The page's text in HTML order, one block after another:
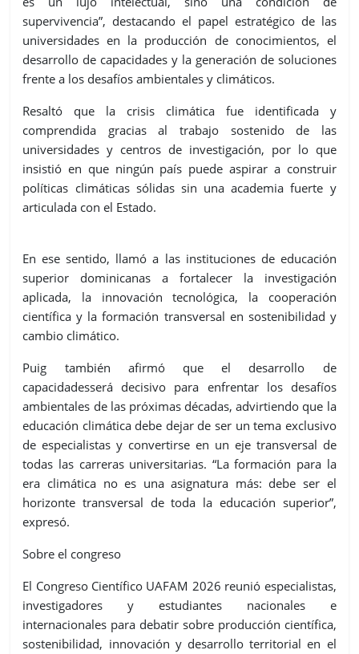
supervivencia”, destacando el papel estratégico de las
universidades en la producción de conocimientos, el
desarrollo de capacidades y la generación de soluciones
frente a los desafíos ambientales y climáticos.
Resaltó que la crisis climática fue identificada y
comprendida gracias al trabajo sostenido de las
universidades y centros de investigación, por lo que
insistió en que ningún país puede aspirar a construir
políticas climáticas sólidas sin una academia fuerte y
articulada con el Estado.
En ese sentido, llamó a las instituciones de educación
superior dominicanas a fortalecer la investigación
aplicada, la innovación tecnológica, la cooperación
científica y la formación transversal en sostenibilidad y
cambio climático.
Puig también afirmó que el desarrollo de
capacidadesserá decisivo para enfrentar los desafíos
ambientales de las próximas décadas, advirtiendo que la
educación climática debe dejar de ser un tema exclusivo
de especialistas y convertirse en un eje transversal de
todas las carreras universitarias. “La formación para la
era climática no es una asignatura más: debe ser el
horizonte transversal de toda la educación superior”,
expresó.
Sobre el congreso
El Congreso Científico UAFAM 2026 reunió especialistas,
investigadores y estudiantes nacionales e
internacionales para debatir sobre producción científica,
sostenibilidad, innovación y desarrollo territorial en el